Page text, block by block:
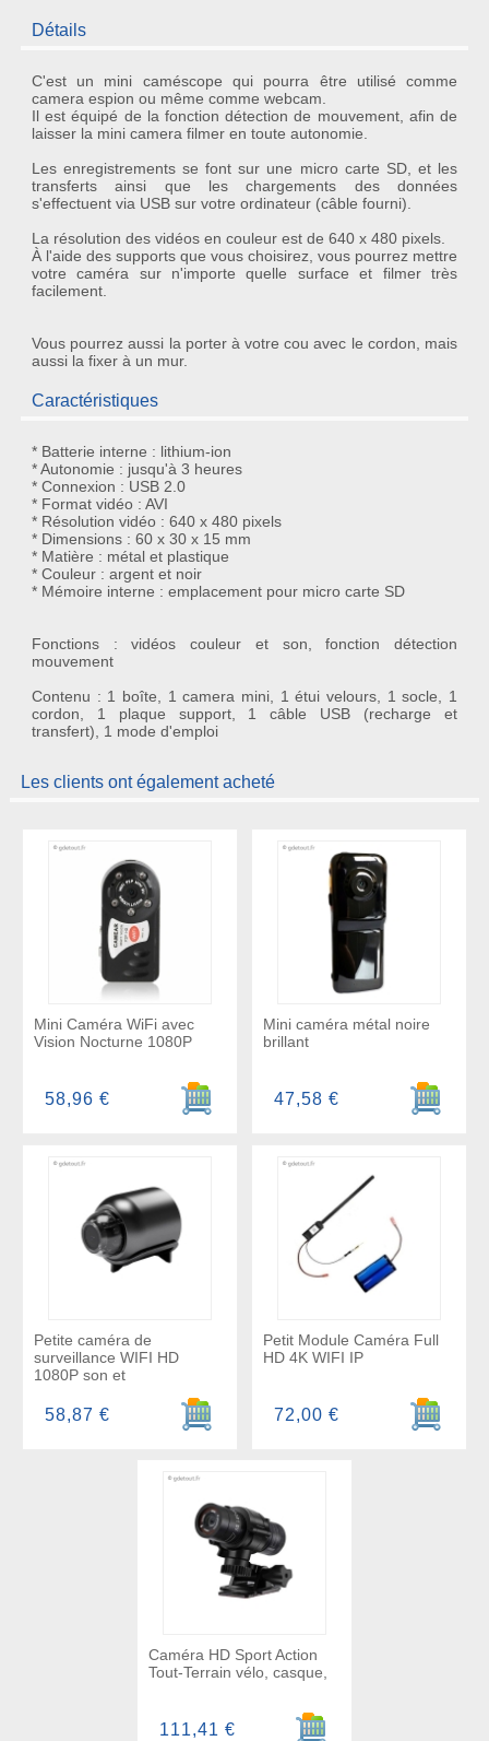
Détails
C'est un mini caméscope qui pourra être utilisé comme
camera espion ou même comme webcam.
Il est équipé de la fonctiondétection de mouvement, afin de
laisser la mini camera filmer en toute autonomie.
Les enregistrements se font sur une micro carte SD, et les
transferts ainsi que les chargements des données
s'effectuent via USB sur votre ordinateur (câble fourni).
La résolution des vidéos en couleur est de 640 x 480 pixels.
À l'aide des supports que vous choisirez, vous pourrez mettre
votre caméra sur n'importe quelle surface et filmer très
facilement.
Vous pourrez aussi la porter à votre cou avec le cordon, mais
aussi la fixer à un mur.
Caractéristiques
* Batterie interne : lithium-ion
* Autonomie : jusqu'à 3 heures
* Connexion : USB 2.0
* Format vidéo : AVI
* Résolution vidéo : 640 x 480 pixels
* Dimensions : 60 x 30 x 15 mm
* Matière : métal et plastique
* Couleur : argent et noir
* Mémoire interne : emplacement pour micro carte SD
Fonctions : vidéos couleur et son, fonction détection
mouvement
Contenu : 1 boîte, 1 camera mini, 1 étui velours, 1 socle, 1
cordon, 1 plaque support, 1 câble USB (recharge et
transfert), 1 mode d'emploi
Les clients ont également acheté
Mini Caméra WiFi avec
Vision Nocturne 1080P
Ajouter au panier
58,96 €
Mini caméra métal noire
brillant
Ajouter
47,58 €
Petite caméra de
surveillance WIFI HD
1080P son et
Ajouter au panier
58,87 €
Petit Module Caméra Full
HD 4K WIFI IP
Ajouter
72,00 €
Caméra HD Sport Action
Tout-Terrain vélo, casque,
Ajouter au panier
111,41 €